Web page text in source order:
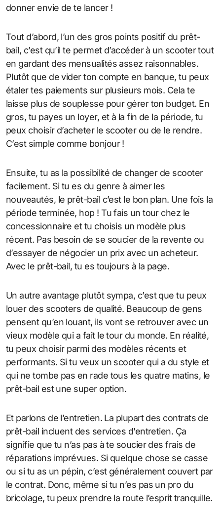
donner envie de te lancer !
Tout d’abord, l’un des gros points positif du prêt-
bail, c’est qu’il te permet d’accéder à un scooter tout
en gardant des mensualités assez raisonnables.
Plutôt que de vider ton compte en banque, tu peux
étaler tes paiements sur plusieurs mois. Cela te
laisse plus de souplesse pour gérer ton budget. En
gros, tu payes un loyer, et à la fin de la période, tu
peux choisir d’acheter le scooter ou de le rendre.
C’est simple comme bonjour !
Ensuite, tu as la possibilité de changer de scooter
facilement. Si tu es du genre à aimer les
nouveautés, le prêt-bail c’est le bon plan. Une fois la
période terminée, hop ! Tu fais un tour chez le
concessionnaire et tu choisis un modèle plus
récent. Pas besoin de se soucier de la revente ou
d’essayer de négocier un prix avec un acheteur.
Avec le prêt-bail, tu es toujours à la page.
Un autre avantage plutôt sympa, c’est que tu peux
louer des scooters de qualité. Beaucoup de gens
pensent qu’en louant, ils vont se retrouver avec un
vieux modèle qui a fait le tour du monde. En réalité,
tu peux choisir parmi des modèles récents et
performants. Si tu veux un scooter qui a du style et
qui ne tombe pas en rade tous les quatre matins, le
prêt-bail est une super option.
Et parlons de l’entretien. La plupart des contrats de
prêt-bail incluent des services d’entretien. Ça
signifie que tu n’as pas à te soucier des frais de
réparations imprévues. Si quelque chose se casse
ou si tu as un pépin, c’est généralement couvert par
le contrat. Donc, même si tu n’es pas un pro du
bricolage, tu peux prendre la route l’esprit tranquille.